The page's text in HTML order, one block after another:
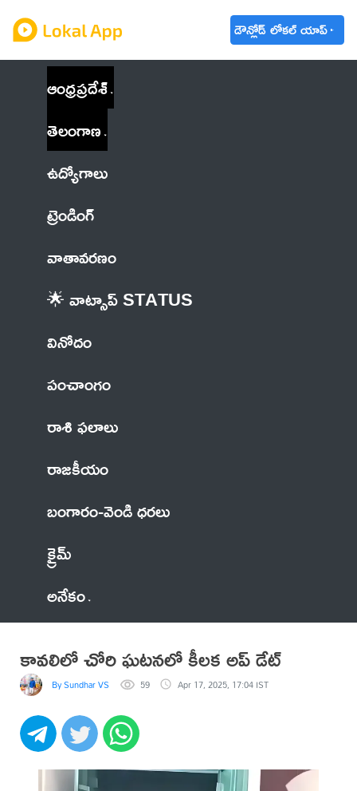
డౌన్లోడ్ లోకల్ యాప్
ఆంధ్రప్రదేశ్
తెలంగాణ
ఉద్యోగాలు
ట్రెండింగ్
వాతావరణం
🌟 వాట్సాప్ STATUS
వినోదం
పంచాంగం
రాశి ఫలాలు
రాజకీయం
బంగారం-వెండి ధరలు
క్రైమ్
అనేకం
కావలిలో చోరి ఘటనలో కీలక అప్ డేట్
By Sundhar VS 59 Apr 17, 2025, 17:04 IST